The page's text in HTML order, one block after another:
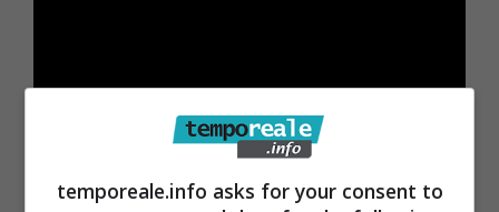
temporeale.info asks for your consent to